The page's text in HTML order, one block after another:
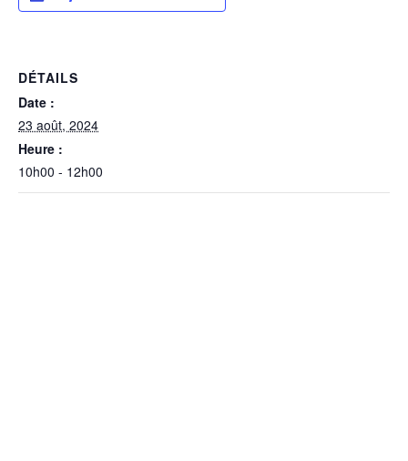
DÉTAILS
Date :
23 août, 2024
Heure :
10h00 - 12h00